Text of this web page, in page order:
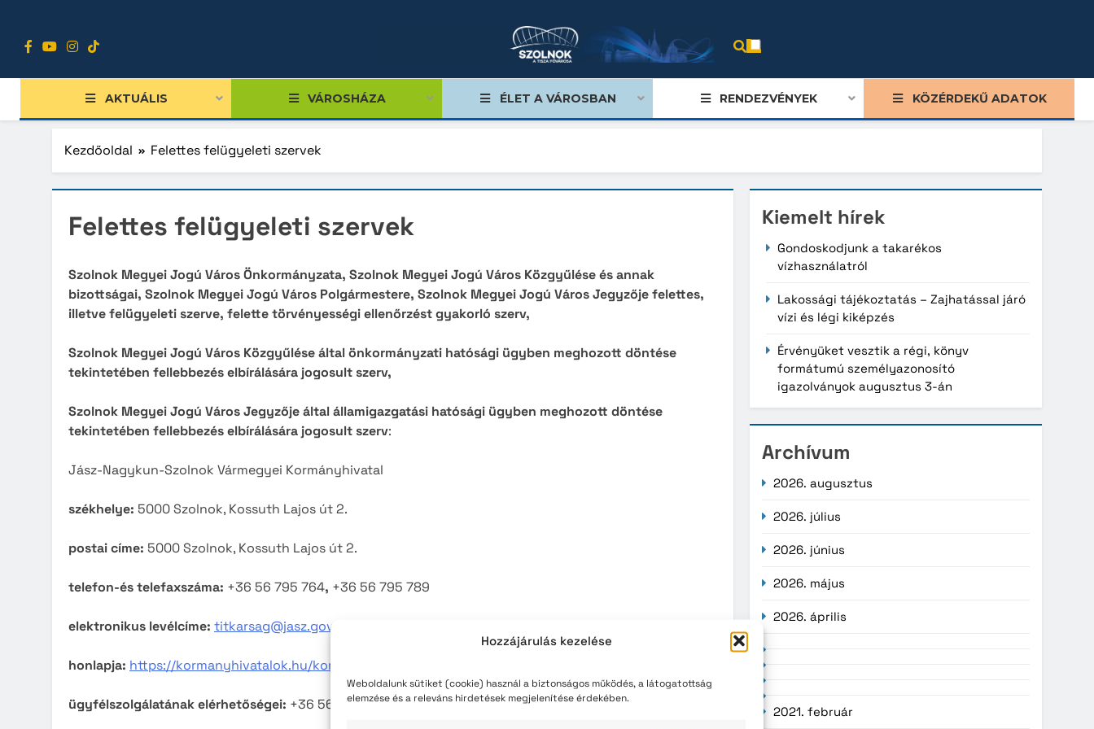
Hozzájárulás kezelése
Weboldalunk sütiket (cookie) használ a biztonságos működés, a látogatottság
elemzése és a releváns hirdetések megjelenítése érdekében.
tartalomra
AKTUÁLIS VÁROSHÁZA
Hivatali szervezet
Közérdekű információk
Felettes felügyeleti szervek
Belső visszaélés-bejelentés
PHESZ
Szolnoki Kulturális Ellátó Szervezet
Választás
ÉLET A VÁROSBAN RENDEZVÉNYEK KÖZÉRDEKŰ ADATOK
Kezdőoldal Felettes felügyeleti szervek
Felettes felügyeleti szervek
Szolnok Megyei Jogú Város Önkormányzata, Szolnok Megyei Jogú Város Közgyűlése és annak
bizottságai, Szolnok Megyei Jogú Város Polgármestere, Szolnok Megyei Jogú Város Jegyzője felettes,
illetve felügyeleti szerve, felette törvényességi ellenőrzést gyakorló szerv,
Szolnok Megyei Jogú Város Közgyűlése által önkormányzati hatósági ügyben meghozott döntése
tekintetében fellebbezés elbírálására jogosult szerv,
Szolnok Megyei Jogú Város Jegyzője által államigazgatási hatósági ügyben meghozott döntése
tekintetében fellebbezés elbírálására jogosult szerv:
Jász-Nagykun-Szolnok Vármegyei Kormányhivatal
székhelye: 5000 Szolnok, Kossuth Lajos út 2.
postai címe: 5000 Szolnok, Kossuth Lajos út 2.
telefon-és telefaxszáma: +36 56 795 764, +36 56 795 789
elektronikus levélcíme: titkarsag@jasz.gov.hu
honlapja: https://kormanyhivatalok.hu/kormanyhivatalok/jasz-nagykun-szolnok
ügyfélszolgálatának elérhetőségei: +36 56 795 764
Kiemelt hírek
Gondoskodjunk a takarékos
vízhasználatról
Lakossági tájékoztatás – Zajhatással járó
vízi és légi kiképzés
Érvényüket vesztik a régi, könyv
formátumú személyazonosító
igazolványok augusztus 3-án
Archívum
2026. augusztus
2026. július
2026. június
2026. május
2026. április
2021. február